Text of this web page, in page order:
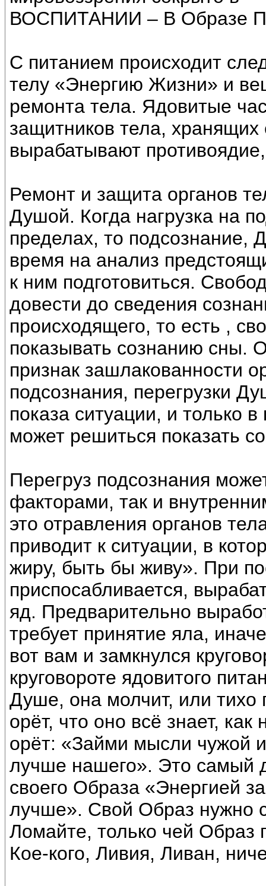
ВОСПИТАНИИ – В Образе
С питанием происходит
телу «Энергию Жизни» и
ремонта тела. Ядовитые
защитников тела,
вырабатывают
Ремонт и защита органов
Душой. Когда нагрузка на
пределах, то подсознание,
время на анализ
к ним подготовиться.
довести до сведения
происходящего, то есть ,
показывать сознанию сны.
признак зашлакованности
подсознания, перегрузки
показа ситуации, и только
может решиться показать
Перегруз подсознания
факторами, так и
это отравления органов
приводит к ситуации, в
жиру, быть бы живу». При
приспосабливается,
яд. Предварительно
требует принятие яла,
вот вам и замкнулся
круговороте ядовитого
Душе, она молчит, или тихо
орёт, что оно всё знает,
орёт: «Займи мысли чужой
лучше нашего». Это самый
своего Образа «Энергией
лучше». Свой Образ нужно
Ломайте, только чей Образ
Кое-кого, Ливия, Ливан,